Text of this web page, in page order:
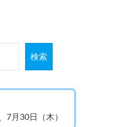
検索
7月30日（木）